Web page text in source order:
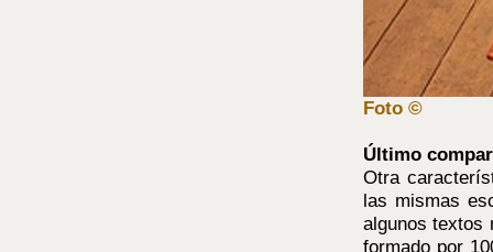
Foto ©
Último
Otra
las mismas
algunos
formado por